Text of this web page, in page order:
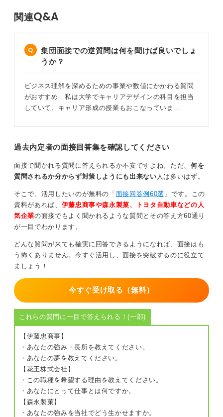
関連Q&A
集団面接での逆質問は何を聞けば良いでしょ
うか？
ビジネス理解を深めるための事業や数値にかかわる質問
がおすすめ 私は大学でキャリアデザインの科目を担当
していて、キャリア形成の授業もおこなっていま…
過去内定者の面接回答集を確認してください
面接で聞かれる質問に答えられるか不安ですよね。ただ、 何を
質問されるか分からず対策しようにも出来ない 人は多いはず。
そこで、活用したいのが無料の「 面接回答例60選 」です。この
資料があれば、 伊藤忠商事や森永製菓、トヨタ自動車などの人
気企業の面接でもよく聞かれるような質問とその答え方60通り
が一目でわかります。
どんな質問が来ても確実に回答できるようになれば、面接はも
う怖くありません。今すぐ活用し、面接を突破するのに役立て
ましょう！
今すぐ受け取る（無料）
これらの質問に一目で答えられる！(一部)
【伊藤忠商事】
・あなたの強み・長所を教えてください。
・あなたの夢を教えてください。
【花王株式会社】
・この職種を希望する理由を教えてください。
・あなたにとって仕事とは何ですか。
【森永製菓】
・あなたの強みを当社でどう生かせますか。